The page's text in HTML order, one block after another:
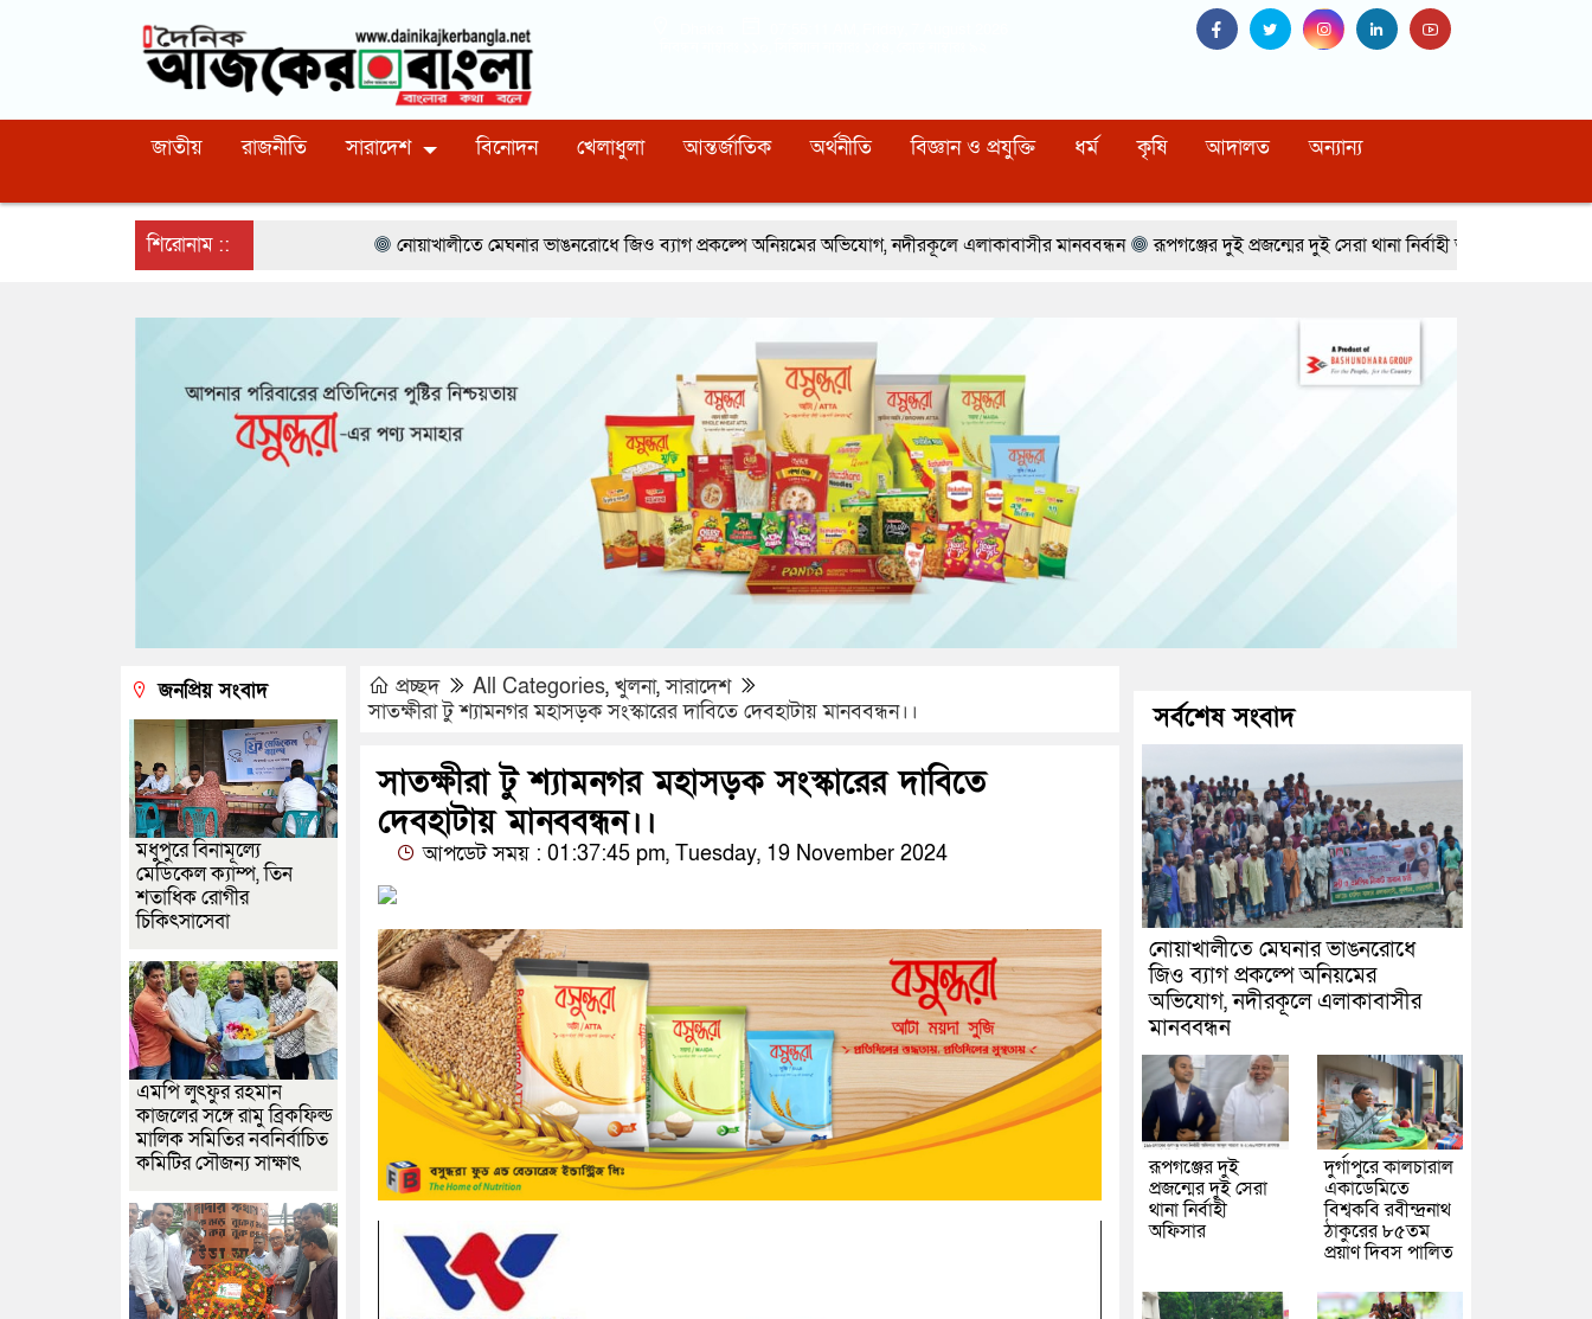
জাতীয় রাজনীতি সারাদেশ বিনোদন খেলাধুলা আন্তর্জাতিক অর্থনীতি বিজ্ঞান ও প্রযুক্তি ধর্ম কৃষি আদালত অন্যান্য
শিরোনাম :: নোয়াখালীতে মেঘনার ভাঙনরোধে জিও ব্যাগ প্রকল্পে অনিয়মের অভিযোগ, নদীরকূলে এলাকাবাসীর মানববন্ধন রূপগঞ্জের দুই প্রজন্মের দুই সেরা থানা নির্বাহী অফিসার দুর্গাপুরে কালচারাল
প্রচ্ছদ All Categories, খুলনা,সারাদেশ
সাতক্ষীরা টু শ্যামনগর মহাসড়ক সংস্কারের দাবিতে দেবহাটায় মানববন্ধন।।
সাতক্ষীরা টু শ্যামনগর মহাসড়ক সংস্কারের দাবিতে
দেবহাটায় মানববন্ধন।।
আপডেট সময় : 01:37:45 pm, Tuesday, 19 November 2024
জনপ্রিয় সংবাদ
মধুপুরে বিনামূল্যে
মেডিকেল ক্যাম্প, তিন
শতাধিক রোগীর
চিকিৎসাসেবা
এমপি লুৎফুর রহমান
কাজলের সঙ্গে রামু ব্রিকফিল্ড
মালিক সমিতির নবনির্বাচিত
কমিটির সৌজন্য সাক্ষাৎ
সর্বশেষ সংবাদ
নোয়াখালীতে মেঘনার ভাঙনরোধে
জিও ব্যাগ প্রকল্পে অনিয়মের
অভিযোগ, নদীরকূলে এলাকাবাসীর
মানববন্ধন
রূপগঞ্জের দুই
প্রজন্মের দুই সেরা
থানা নির্বাহী
অফিসার
দুর্গাপুরে কালচারাল
একাডেমিতে
বিশ্বকবি রবীন্দ্রনাথ
ঠাকুরের ৮৫তম
প্রয়াণ দিবস পালিত